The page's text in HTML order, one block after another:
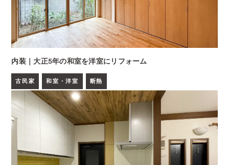
内装｜大正5年の和室を洋室にリフォーム
古民家 和室・洋室 断熱